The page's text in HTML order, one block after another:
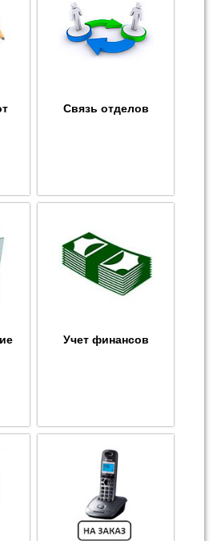
Связь отделов
Учет финансов